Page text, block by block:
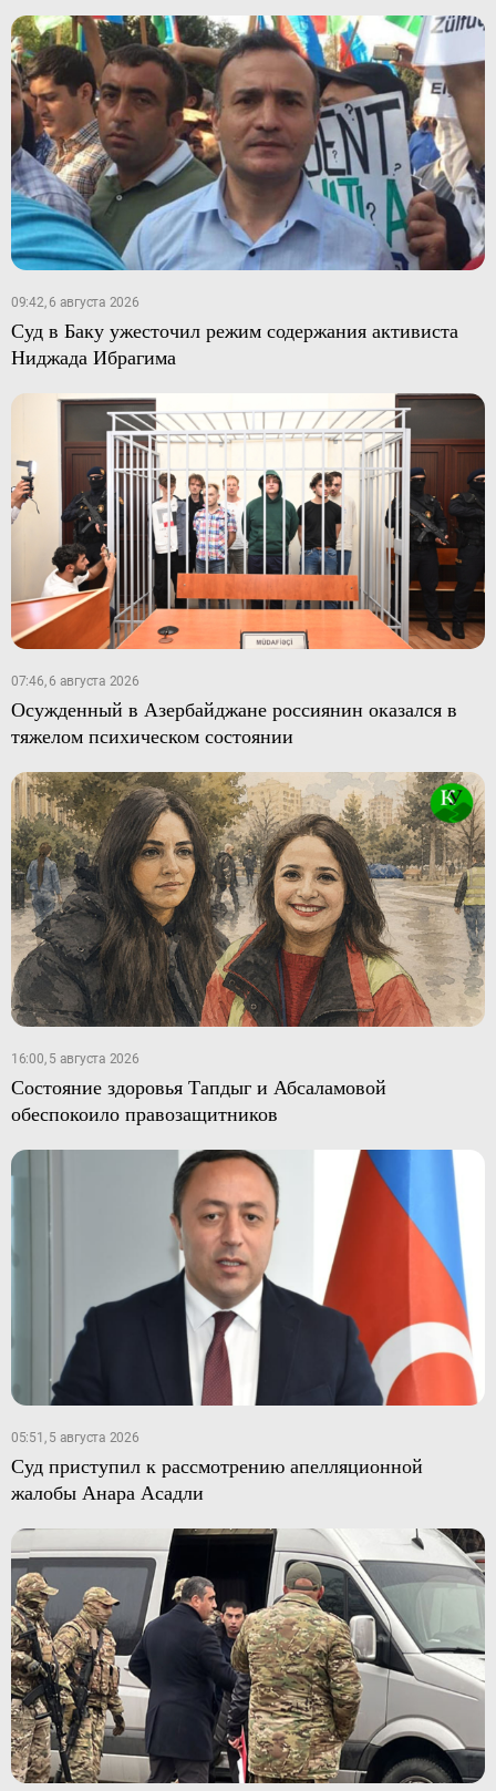
09:42, 6 августа 2026
Суд в Баку ужесточил режим содержания активиста
Ниджада Ибрагима
07:46, 6 августа 2026
Осужденный в Азербайджане россиянин оказался в
тяжелом психическом состоянии
16:00, 5 августа 2026
Состояние здоровья Тапдыг и Абсаламовой
обеспокоило правозащитников
05:51, 5 августа 2026
Суд приступил к рассмотрению апелляционной
жалобы Анара Асадли